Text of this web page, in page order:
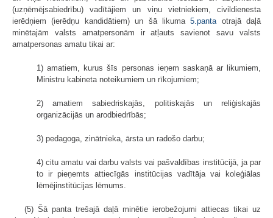
(uzņēmējsabiedrību) vadītājiem un viņu vietniekiem, civildienesta
ierēdņiem (ierēdņu kandidātiem) un šā likuma5.panta otrajā daļā
minētajām valsts amatpersonām ir atļauts savienot savu valsts
amatpersonas amatu tikai ar:
1) amatiem, kurus šīs personas ieņem saskaņā ar likumiem,
Ministru kabineta noteikumiem un rīkojumiem;
2) amatiem sabiedriskajās, politiskajās un reliģiskajās
organizācijās un arodbiedrībās;
3) pedagoga, zinātnieka, ārsta un radošo darbu;
4) citu amatu vai darbu valsts vai pašvaldības institūcijā, ja par
to ir pieņemts attiecīgās institūcijas vadītāja vai koleģiālas
lēmējinstitūcijas lēmums.
(5) Šā panta trešajā daļā minētie ierobežojumi attiecas tikai uz